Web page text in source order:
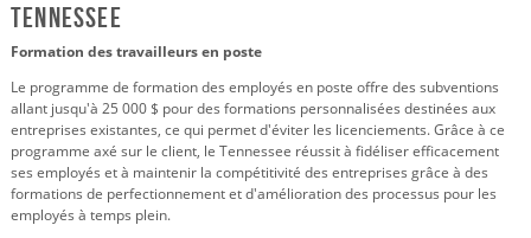
Tennessee
Formation des travailleurs en poste
Le programme de formation des employés en poste offre des subventions
allant jusqu'à 25 000 $ pour des formations personnalisées destinées aux
entreprises existantes, ce qui permet d'éviter les licenciements. Grâce à ce
programme axé sur le client, le Tennessee réussit à fidéliser efficacement
ses employés et à maintenir la compétitivité des entreprises grâce à des
formations de perfectionnement et d'amélioration des processus pour les
employés à temps plein.